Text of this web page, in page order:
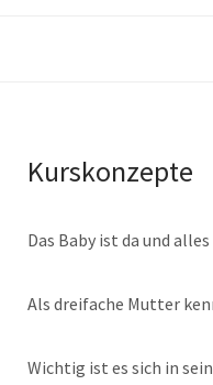
Kurskonzepte
Das Baby ist da und
Als dreifache Mutter
Wichtig ist es sich in